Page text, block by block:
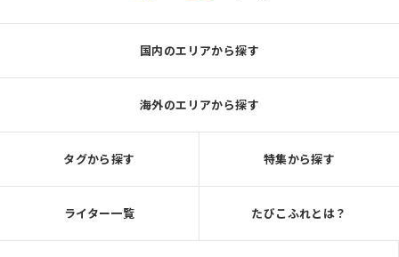
国内のエリアから探す
海外のエリアから探す
タグから探す 特集から探す
ライター一覧 たびこふれとは？